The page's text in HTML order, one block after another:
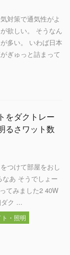
対策で通気性がよ
欲しい。 そうなん
多い。 いわば日本
ぎゅっと詰まって
をダクトレー
るさワット数
つけて部屋をおし
あ そうでしょー
てみました2 40W
ク ...
ト・照明